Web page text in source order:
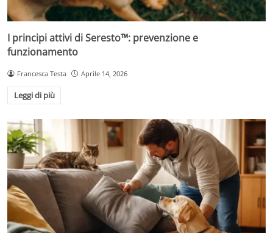
I principi attivi di Seresto™: prevenzione e
funzionamento
Francesca Testa Aprile 14, 2026
Leggi di più